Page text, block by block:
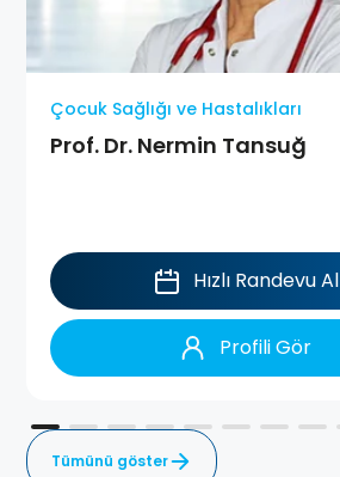
Çocuk Sağlığı ve Hastalıkları
Prof. Dr. Nermin Tansuğ
Hızlı Randevu Al
Profili Gör
Tümünü göster